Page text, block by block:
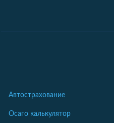
Автострахование
Осаго калькулятор